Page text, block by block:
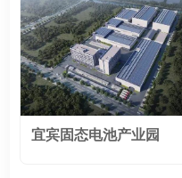
玻璃基板（尺寸
2290mm×2620mm），主要生
产笔记本电脑、平板电脑等智
能终端高端触控OLED显示
屏。京东方通过采用低温多晶
硅氧化物（LTPO）背板技术
与叠层发光器件制备工艺，使
宜宾固态电池产业园